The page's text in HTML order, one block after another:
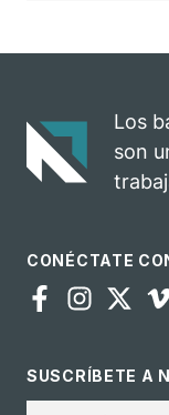
celebra el
Los
son
CONÉCTATE
SUSCRÍBETE A